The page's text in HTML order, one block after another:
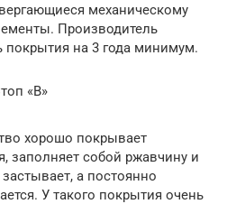
механическому
Производитель
покрытия на 3 года минимум.
«В»
хорошо покрывает
заполняет собой ржавчину и
а постоянно
У такого покрытия очень